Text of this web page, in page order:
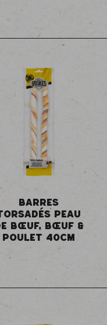
BARRES
PEAU
BŒUF, BŒUF &
POULET 40CM